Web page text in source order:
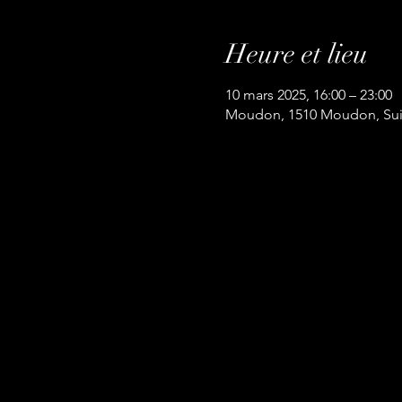
Heure et lieu
10 mars 2025, 16:00 – 23:00
Moudon, 1510 Moudon,